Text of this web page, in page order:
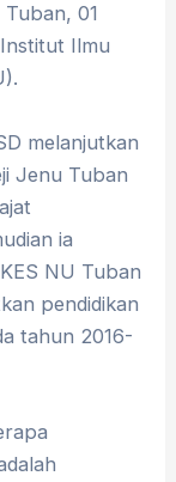
01
Ilmu
melanjutkan
Jenu Tuban
ia
NU Tuban
pendidikan
tahun 2016-